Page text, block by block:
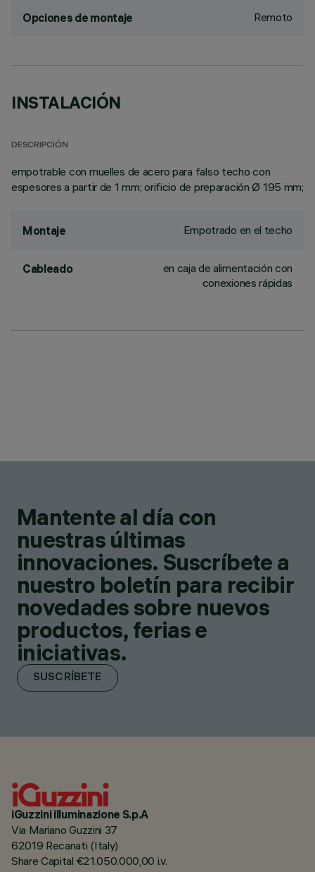
Opciones de montaje Remoto
INSTALACIÓN
DESCRIPCIÓN
empotrable con muelles de acero para falso techo con
espesores a partir de 1 mm; orificio de preparación Ø 195 mm;
Montaje Empotrado en el techo
Cableado
en caja de alimentación con
conexiones rápidas
Mantente al día con
nuestras últimas
innovaciones. Suscríbete a
nuestro boletín para recibir
novedades sobre nuevos
productos, ferias e
iniciativas.
SUSCRÍBETE
iGuzzini illuminazione S.p.A
Via Mariano Guzzini 37
62019 Recanati (Italy)
Share Capital €21.050.000,00 i.v.